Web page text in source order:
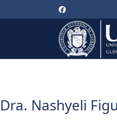
Dra. Nashyeli